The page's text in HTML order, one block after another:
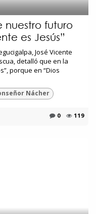
futuro
es Jesús”
José Vicente
detalló que en la
porque en “Dios
Nácher
0 119